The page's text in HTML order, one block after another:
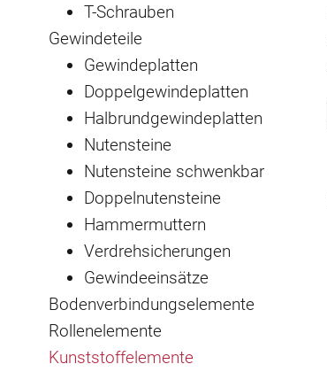
T-Schrauben
Gewindeteile
Gewindeplatten
Doppelgewindeplatten
Halbrundgewindeplatten
Nutensteine
Nutensteine schwenkbar
Doppelnutensteine
Hammermuttern
Verdrehsicherungen
Gewindeeinsätze
Bodenverbindungselemente
Rollenelemente
Kunststoffelemente